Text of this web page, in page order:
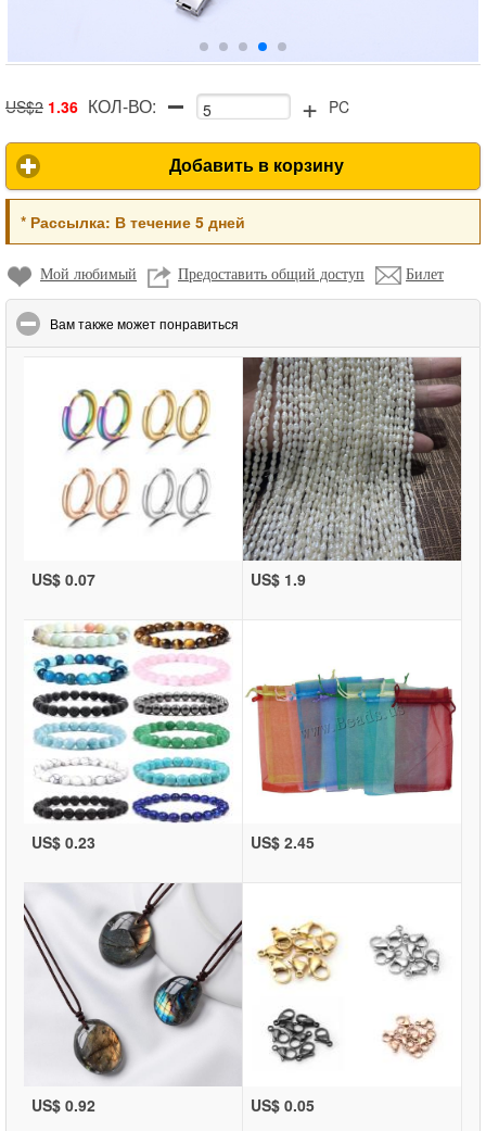
US$2 1.36 КОЛ-ВО: + PC
Добавить в корзину
*Рассылка: В течение 5 дней
Мой любимый Предоставить общий доступ Билет
Вам также может понравиться
US$ 0.07 US$ 1.9
US$ 0.23 US$ 2.45
US$ 0.92 US$ 0.05